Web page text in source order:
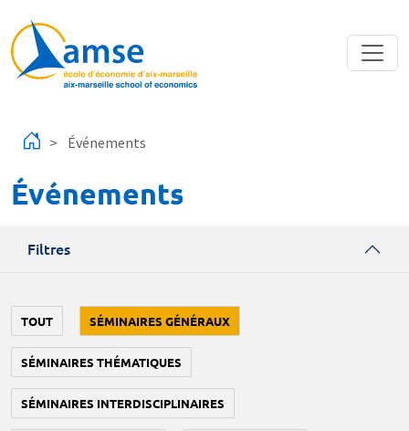
Événements
Événements
Filtres
TOUT SÉMINAIRES GÉNÉRAUX
SÉMINAIRES THÉMATIQUES
SÉMINAIRES INTERDISCIPLINAIRES